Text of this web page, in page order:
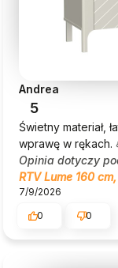
Andrea
5
Świetny materiał,
wprawę w rękach.
Opinia dotyczy
RTV Lume 160
7/9/2026
0
0